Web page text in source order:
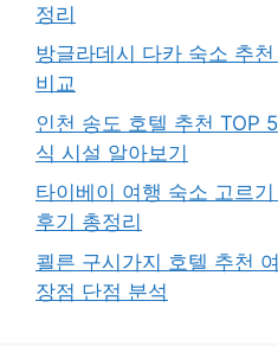
정리
방글라데시 다카 숙소 추
비교
인천 송도 호텔 추천 TOP
식 시설 알아보기
타이베이 여행 숙소 고르
후기 총정리
쾰른 구시가지 호텔 추천
장점 단점 분석